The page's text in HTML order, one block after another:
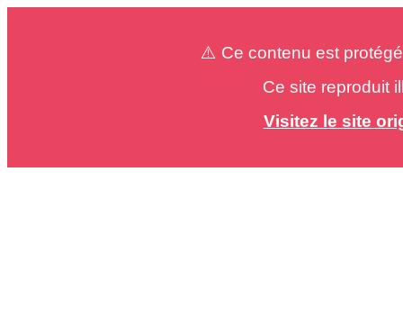
⚠️ Ce contenu est
Ce site reproduit
Visitez le site